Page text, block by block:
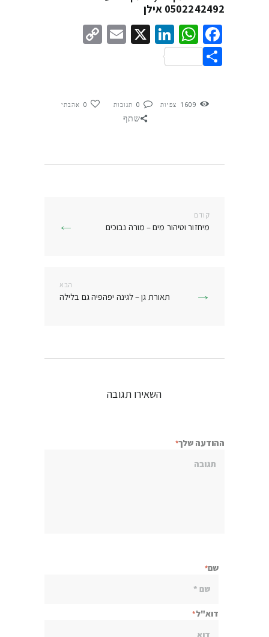
0502242492 אילן
Facebook
WhatsApp
LinkedIn
X
Email
Share
1609 צפיות 0 תגובות 0 אהבתי
שתף
קודם
הקודם:
מיחזור וטיהור מים – מורה נבוכים
הבא
תאורת גן – לגינה יפהפיה גם בלילה
השאירו תגובה
ההודעה שלך
שם
דוא"ל